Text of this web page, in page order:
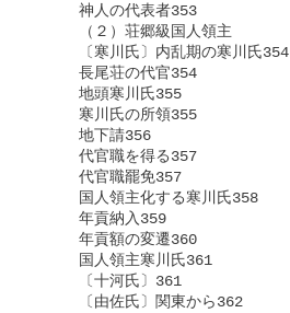
神人の代表者353
（２）荘郷級国人領主
〔寒川氏〕内乱期の寒川氏354
長尾荘の代官354
地頭寒川氏355
寒川氏の所領355
地下請356
代官職を得る357
代官職罷免357
国人領主化する寒川氏358
年貢納入359
年貢額の変遷360
国人領主寒川氏361
〔十河氏〕361
〔由佐氏〕関東から362